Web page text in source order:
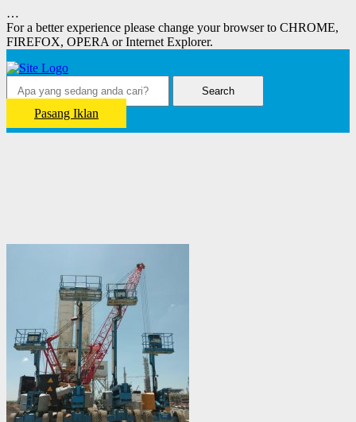
…
For a better experience please change your browser to CHROME,
FIREFOX, OPERA or Internet Explorer.
Search
Pasang Iklan